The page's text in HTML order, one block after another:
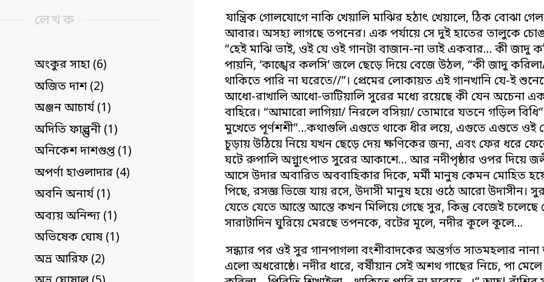
লেখক
অংকুর সাহা (6)
অজিত দাশ (2)
অঞ্জন আচার্য (1)
অদিতি ফাল্গুনী (1)
অনিকেশ দাশগুপ্ত (1)
অপর্ণা হাওলাদার (4)
অবনি অনার্য (1)
অব্যয় অনিন্দ্য (1)
অভিষেক ঘোষ (1)
অভ্র আরিফ (2)
যান্ত্রিক গোলযোগে নাকি খেয়ালি মাঝির হঠাৎ খেয়ালে, ঠিক বোঝা
আবার। অসহ্য লাগছে তপনের। এক পর্যায়ে সে দুই হাতের তালুকে
“হেই মাঝি ভাই, ওই যে ওই গানটা বাজান-না ভাই একবার… কী জাদু
পায়নি, ‘কাঙ্খের কলসি’ জলে ছেড়ে দিয়ে বেজে উঠল, “কী জাদু
থাকিতে পারি না ঘরেতে//”। প্রেমের লোকায়ত এই গানখানি যে-ই
আধো-রাখালি আধো-ভাটিয়ালি সুরের মধ্যে রয়েছে কী যেন অচেনা
বাহিরে। “আমারো লাগিয়া/ নিরলে বসিয়া/ তোমারে যতনে গড়িল
মুখেতে পূর্ণশশী”…কথাগুলি এগুতে থাকে ধীর লয়ে, এগুতে এগুতে ওই
চূড়ায় উঠিয়ে নিয়ে যখন ছেড়ে দেয় ক্ষণিকের জন্য, এবং ফের ধরে
ঘটে রুপালি অগ্ন্যুৎপাত সুরের আকাশে… আর নদীপৃষ্ঠার ওপর দিয়ে
আসে উদার অবারিত অববাহিকার দিকে, মর্মী মানুষ কেমন মোহিত
পিছে, রসজ্ঞ ভিজে যায় রসে, উদাসী মানুষ হয়ে ওঠে আরো উদাসীন।
যেতে যেতে আস্তে আস্তে কখন মিলিয়ে গেছে সুর, কিন্তু বেজেই
সারাটাদিন ঘুরিয়ে মেরছে তপনকে, বটের মূলে, নদীর কূলে কূলে…
সন্ধ্যার পর ওই সুর গানপাগলা বংশীবাদকের অন্তর্গত সাতমহলার
এলো অধরোষ্ঠে। নদীর ধারে, বর্ষীয়ান সেই অশথ গাছের নিচে, পা